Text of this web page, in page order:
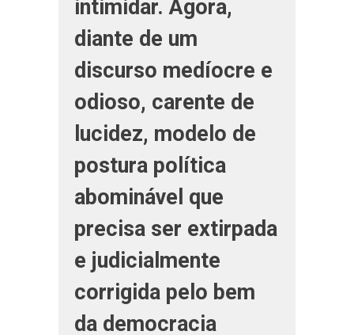
intimidar. Agora,
diante de um
discurso medíocre e
odioso, carente de
lucidez, modelo de
postura política
abominável que
precisa ser extirpada
e judicialmente
corrigida pelo bem
da democracia